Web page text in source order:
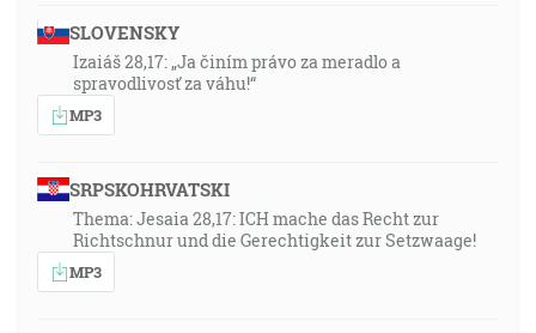
SLOVENSKY
Izaiáš 28,17: „Ja činím právo za meradlo a
spravodlivosť za váhu!“
MP3
SRPSKOHRVATSKI
Thema: Jesaia 28,17: ICH mache das Recht zur
Richtschnur und die Gerechtigkeit zur Setzwaage!
MP3